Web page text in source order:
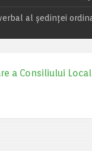
al ședinței
a Consiliului